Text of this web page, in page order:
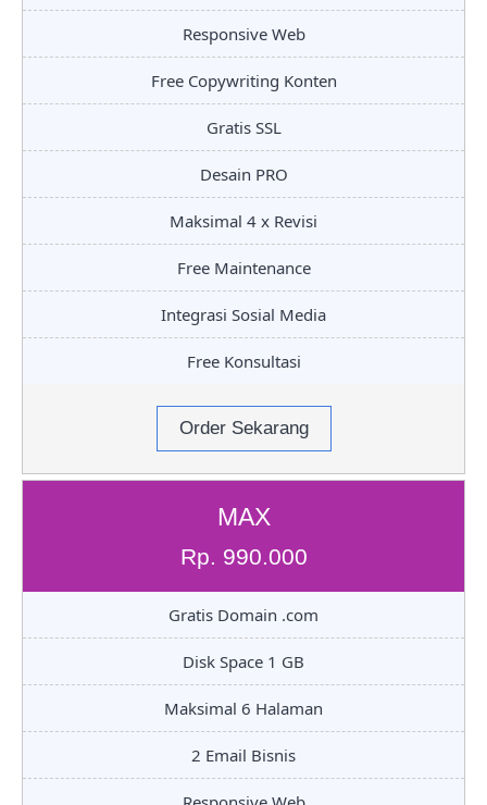
Responsive Web
Free Copywriting Konten
Gratis SSL
Desain PRO
Maksimal 4 x Revisi
Free Maintenance
Integrasi Sosial Media
Free Konsultasi
Order Sekarang
MAX
Rp. 990.000
Gratis Domain .com
Disk Space 1 GB
Maksimal 6 Halaman
2 Email Bisnis